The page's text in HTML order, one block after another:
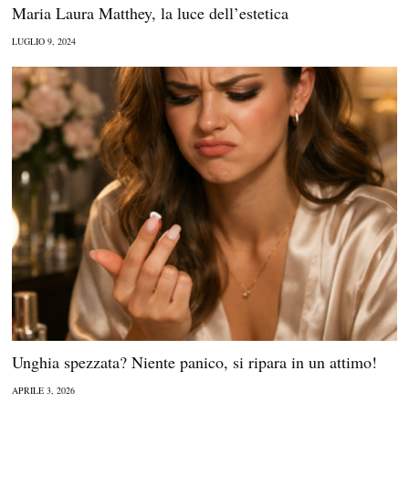
Maria Laura Matthey, la luce dell’estetica
LUGLIO 9, 2024
Unghia spezzata? Niente panico, si ripara in un attimo!
APRILE 3, 2026